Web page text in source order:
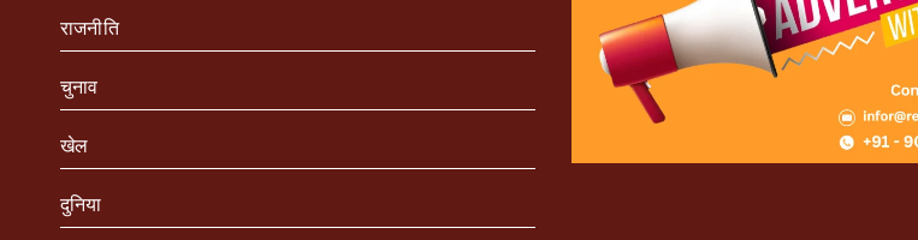
राजनीति
चुनाव
खेल
दुनिया